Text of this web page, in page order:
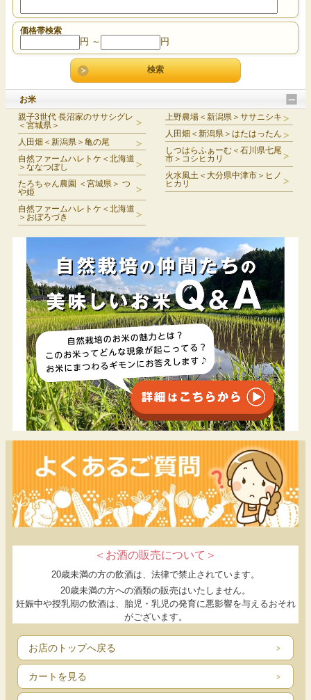
価格帯検索
円 ～ 円
お米
親子3世代 長沼家のササシグレ
＜宮城県＞
人田畑＜新潟県＞亀の尾
自然ファームハレトケ＜北海道
＞ななつぼし
たろちゃん農園 ＜宮城県＞ つ
や姫
自然ファームハレトケ＜北海道
＞おぼろづき
上野農場＜新潟県＞ササニシキ
人田畑＜新潟県＞はたはったん
しつはらふぁーむ＜石川県七尾
市＞コシヒカリ
火水風土＜大分県中津市＞ヒノ
ヒカリ
＜お酒の販売について＞
20歳未満の方の飲酒は、法律で禁止されています。
20歳未満の方への酒類の販売はいたしません。
妊娠中や授乳期の飲酒は、胎児・乳児の発育に悪影響を与えるおそれ
がございます。
お店のトップへ戻る
カートを見る